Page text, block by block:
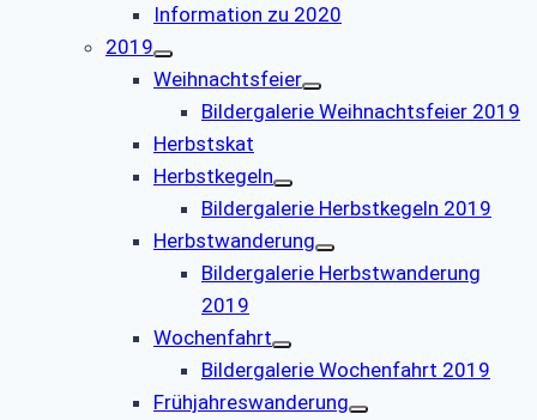
Information zu 2020
2019
Weihnachtsfeier
Bildergalerie Weihnachtsfeier 2019
Herbstskat
Herbstkegeln
Bildergalerie Herbstkegeln 2019
Herbstwanderung
Bildergalerie Herbstwanderung
2019
Wochenfahrt
Bildergalerie Wochenfahrt 2019
Frühjahreswanderung